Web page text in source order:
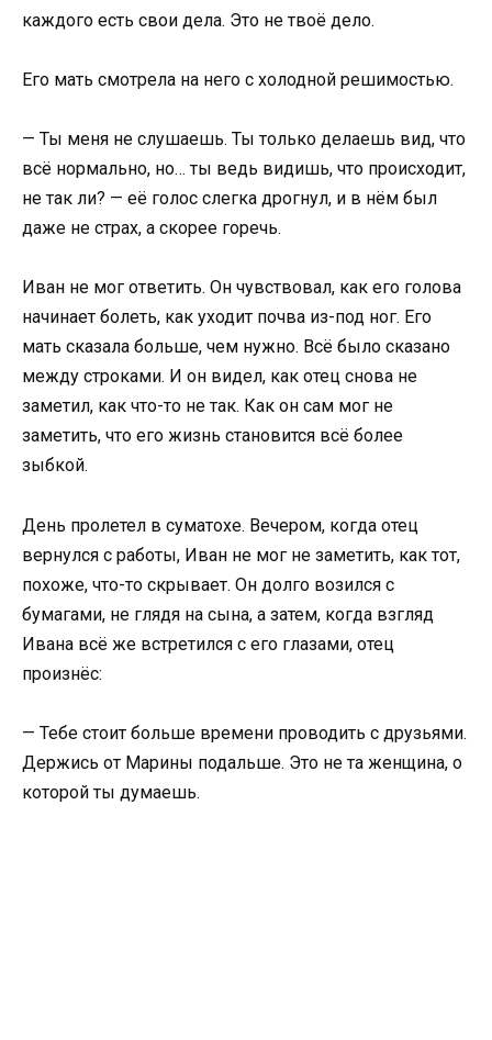
каждого есть свои дела. Это не твоё дело.
Его мать смотрела на него с холодной решимостью.
— Ты меня не слушаешь. Ты только делаешь вид, что
всё нормально, но… ты ведь видишь, что происходит,
не так ли? — её голос слегка дрогнул, и в нём был
даже не страх, а скорее горечь.
Иван не мог ответить. Он чувствовал, как его голова
начинает болеть, как уходит почва из-под ног. Его
мать сказала больше, чем нужно. Всё было сказано
между строками. И он видел, как отец снова не
заметил, как что-то не так. Как он сам мог не
заметить, что его жизнь становится всё более
зыбкой.
День пролетел в суматохе. Вечером, когда отец
вернулся с работы, Иван не мог не заметить, как тот,
похоже, что-то скрывает. Он долго возился с
бумагами, не глядя на сына, а затем, когда взгляд
Ивана всё же встретился с его глазами, отец
произнёс:
— Тебе стоит больше времени проводить с друзьями.
Держись от Марины подальше. Это не та женщина, о
которой ты думаешь.